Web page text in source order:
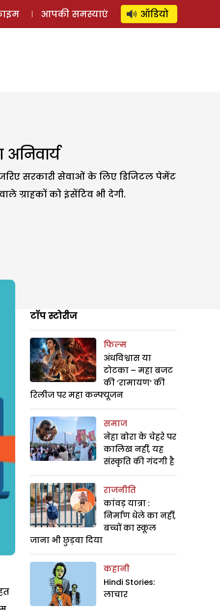
लॉग इन ⚲ SUBSCRIBE
आपकी समस्याएं ऑडियो
सरकारी सेवाओं के लिए डिजिटल पेमेंट
ग्राहकों को इंसेंटिव भी देगी.
टॉप स्टोरीज
फिल्म
अंधविश्वास या
टोटका – महा बजट
की ‘रामायण’ की
रिलीज पर महा कन्फ्यूजन
समाज
नेहा बोरा के चेहरे पर
कालिख नहीं, यह
संस्कृति की गंदगी है
राजनीति
कांवड़ यात्रा :
निर्माण धेले का नहीं,
बच्चों का स्कूल
जाना भी छुड़वा दिया
कहानी
Hindi Stories:
लाचार